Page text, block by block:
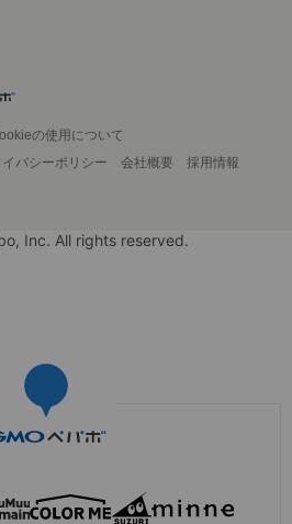
の使用について
イバシーポリシー 会社概要
採用情報
Inc. All rights reserved.